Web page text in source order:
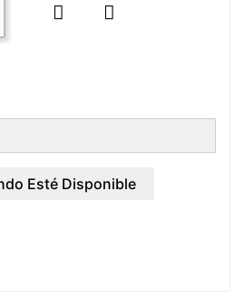
 
Esté Disponible